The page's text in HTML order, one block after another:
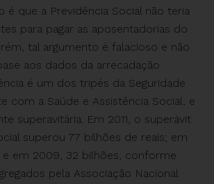
é que a Previdência Social não teria
para pagar as aposentadorias do
tal argumento é falacioso e não
aos dados da arrecadação
é um dos tripés da Seguridade
com a Saúde e Assistência Social, e
superavitária. Em 2011, o superávit
superou 77 bilhões de reais; em
e em 2009, 32 bilhões, conforme
pela Associação Nacional